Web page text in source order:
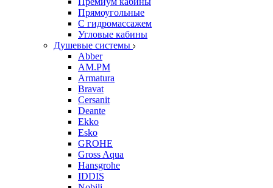
Прямоугольные
С гидромассажем
Угловые кабины
Душевые системы
Abber
AM.PM
Armatura
Bravat
Cersanit
Deante
Ekko
Esko
GROHE
Gross Aqua
Hansgrohe
IDDIS